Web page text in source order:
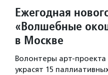
Ежегодная
«Волшебные
в Москве
Волонтеры арт-
украсят 15